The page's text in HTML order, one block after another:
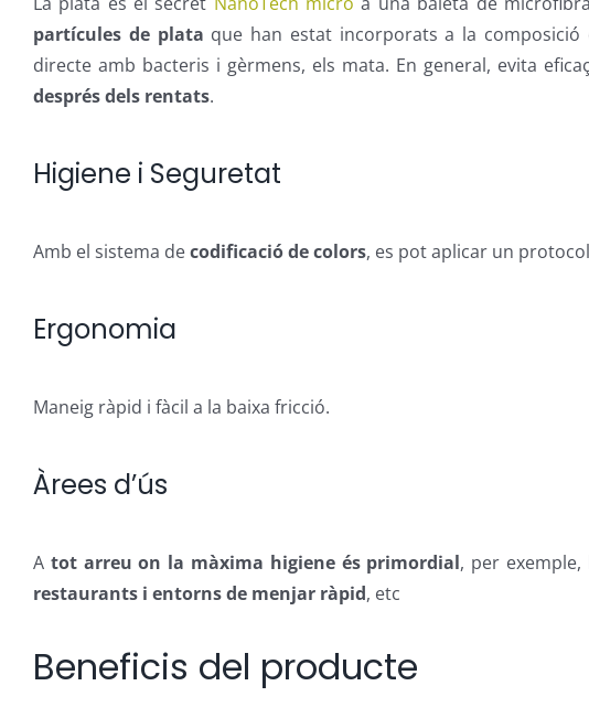
partícules de plata que han estat incorporats a la
directe amb bacteris i gèrmens, els mata. En general, evita
després dels rentats.
Higiene i Seguretat
Amb el sistema decodificació de colors, es pot aplicar un
Ergonomia
Maneig ràpid i fàcil a la baixa fricció.
Àrees d’ús
A tot arreu on la màxima higiene és primordial, per exemple,
restaurants i entorns de menjar ràpid, etc
Beneficis del producte